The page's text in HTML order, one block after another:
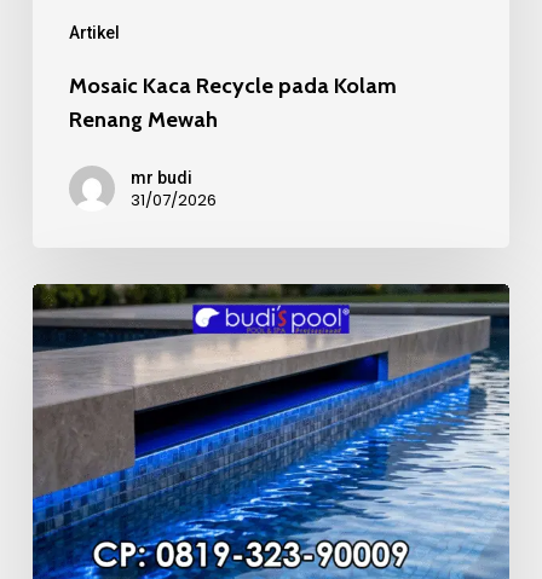
Artikel
Mosaic Kaca Recycle pada Kolam
Renang Mewah
mr budi
31/07/2026
Kualitas
Material
Mosaic
Kolam
Renang